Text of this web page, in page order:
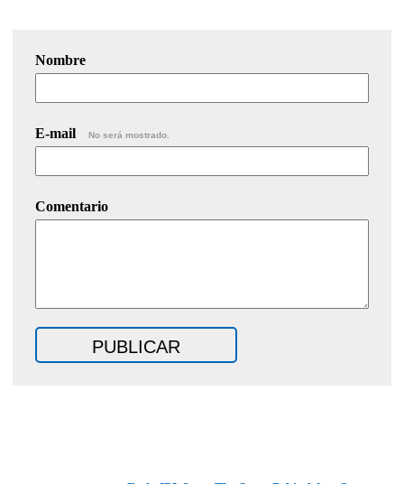
Nombre
E-mail No será mostrado.
Comentario